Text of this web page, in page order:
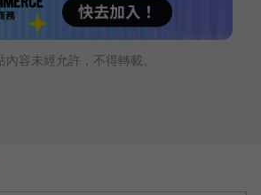
內容未經允許，不得轉載。